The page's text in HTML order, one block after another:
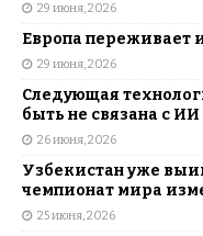
29 июня, 2026
Европа переживает
29 июня, 2026
Следующая
быть не связана с ИИ
26 июня, 2026
Узбекистан уже
чемпионат мира
25 июня, 2026